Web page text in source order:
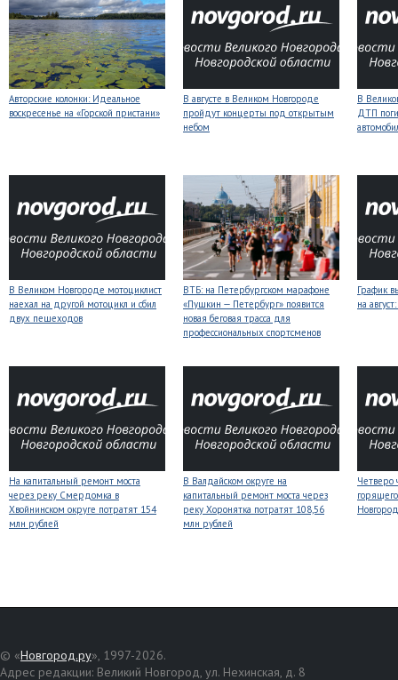
Авторские колонки: Идеальное
воскресенье на «Горской пристани»
В августе в Великом Новгороде
пройдут концерты под открытым
небом
В
ДТП
В Великом Новгороде мотоциклист
наехал на другой мотоцикл и сбил
двух пешеходов
ВТБ: на Петербургском марафоне
«Пушкин — Петербург» появится
новая беговая трасса для
профессиональных спортсменов
График
на
На капитальный ремонт моста
через реку Смердомка в
Хвойнинском округе потратят 154
млн рублей
В Валдайском округе на
капитальный ремонт моста через
реку Хоронятка потратят 108,56
млн рублей
Четверо
© «Новгород.ру», 1997-2026.
Адрес редакции: Великий Новгород, ул. Нехинская, д. 8